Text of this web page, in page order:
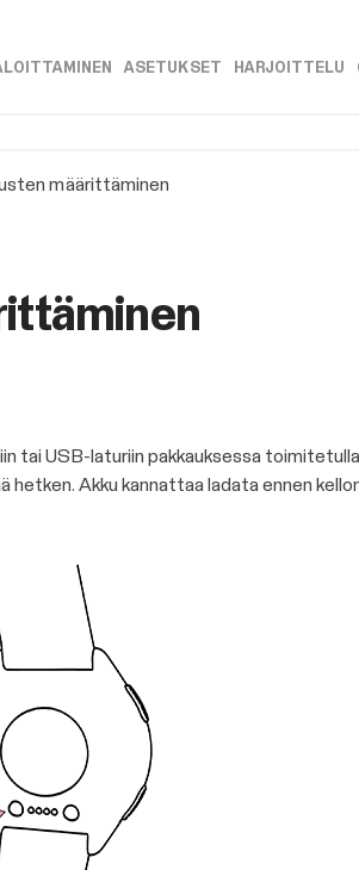
»ASETUKSET» HARJOITTELU»
määrittäminen
tai USB-laturiin pakkauksessa
Akku kannattaa ladata ennen